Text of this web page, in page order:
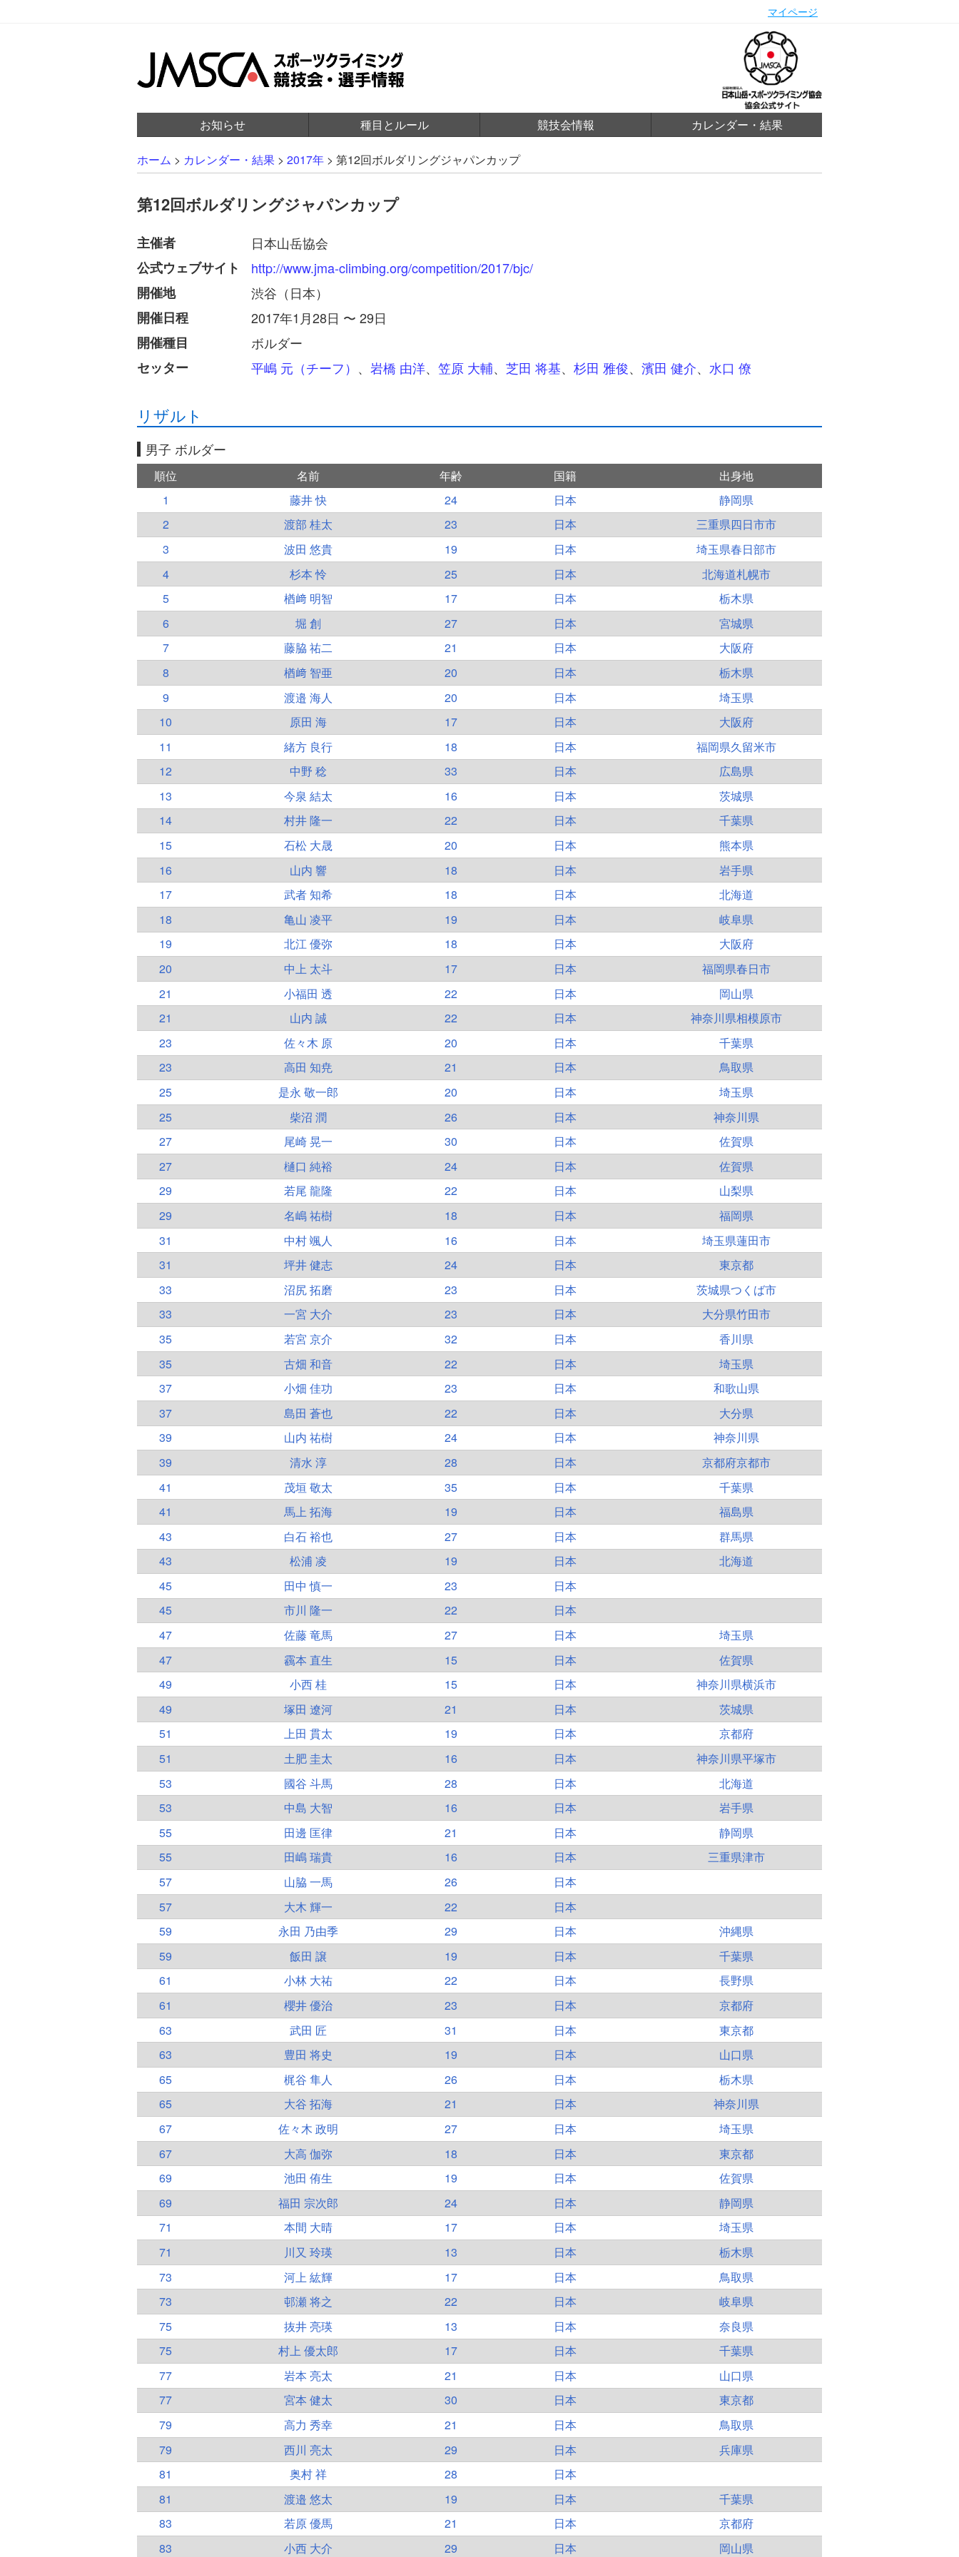
マイページ
お知らせ 種目とルール 競技会情報 カレンダー・結果
ホーム > カレンダー・結果 > 2017年 > 第12回ボルダリングジャパンカップ
第12回ボルダリングジャパンカップ
主催者
日本山岳協会
公式ウェブサイト
http://www.jma-climbing.org/competition/2017/bjc/
開催地
渋谷（日本）
開催日程
2017年1月28日 〜 29日
開催種目
ボルダー
セッター
平嶋 元（チーフ） 、 岩橋 由洋、 笠原 大輔、 芝田 将基、 杉田 雅俊、 濱田 健介、 水口 僚
リザルト
男子 ボルダー
順位 名前 年齢 国籍
出身地
1
藤井 快 24 日本
静岡県
2
渡部 桂太 23 日本
三重県四日市市
3
波田 悠貴 19 日本
埼玉県春日部市
4
杉本 怜 25 日本
北海道札幌市
5
楢﨑 明智 17 日本
栃木県
6
堀 創 27 日本
宮城県
7
藤脇 祐二 21 日本
大阪府
8
楢﨑 智亜 20 日本
栃木県
9
渡邉 海人 20 日本
埼玉県
10
原田 海 17 日本
大阪府
11
緒方 良行 18 日本
福岡県久留米市
12
中野 稔 33 日本
広島県
13
今泉 結太 16 日本
茨城県
14
村井 隆一 22 日本
千葉県
15
石松 大晟 20 日本
熊本県
16
山内 響 18 日本
岩手県
17
武者 知希 18 日本
北海道
18
亀山 凌平 19 日本
岐阜県
19
北江 優弥 18 日本
大阪府
20
中上 太斗 17 日本
福岡県春日市
21
小福田 透 22 日本
岡山県
21
山内 誠 22 日本
神奈川県相模原市
23
佐々木 原 20 日本
千葉県
23
高田 知尭 21 日本
鳥取県
25
是永 敬一郎 20 日本
埼玉県
25
柴沼 潤 26 日本
神奈川県
27
尾崎 晃一 30 日本
佐賀県
27
樋口 純裕 24 日本
佐賀県
29
若尾 龍隆 22 日本
山梨県
29
名嶋 祐樹 18 日本
福岡県
31
中村 颯人 16 日本
埼玉県蓮田市
31
坪井 健志 24 日本
東京都
33
沼尻 拓磨 23 日本
茨城県つくば市
33
一宮 大介 23 日本
大分県竹田市
35
若宮 京介 32 日本
香川県
35
古畑 和音 22 日本
埼玉県
37
小畑 佳功 23 日本
和歌山県
37
島田 蒼也 22 日本
大分県
39
山内 祐樹 24 日本
神奈川県
39
清水 淳 28 日本
京都府京都市
41
茂垣 敬太 35 日本
千葉県
41
馬上 拓海 19 日本
福島県
43
白石 裕也 27 日本
群馬県
43
松浦 凌 19 日本
北海道
45
田中 慎一 23
日本
45
市川 隆一 22
日本
47
佐藤 竜馬 27 日本
埼玉県
47
靏本 直生 15 日本
佐賀県
49
小西 桂 15 日本
神奈川県横浜市
49
塚田 遼河 21 日本
茨城県
51
上田 貫太 19 日本
京都府
51
土肥 圭太 16 日本
神奈川県平塚市
53
國谷 斗馬 28 日本
北海道
53
中島 大智 16 日本
岩手県
55
田邊 匡律 21 日本
静岡県
55
田嶋 瑞貴 16 日本
三重県津市
57
山脇 一馬 26
日本
57
大木 輝一 22
日本
59
永田 乃由季 29 日本
沖縄県
59
飯田 譲 19 日本
千葉県
61
小林 大祐 22 日本
長野県
61
櫻井 優治 23 日本
京都府
63
武田 匠 31 日本
東京都
63
豊田 将史 19 日本
山口県
65
梶谷 隼人 26 日本
栃木県
65
大谷 拓海 21 日本
神奈川県
67
佐々木 政明 27 日本
埼玉県
67
大高 伽弥 18 日本
東京都
69
池田 侑生 19 日本
佐賀県
69
福田 宗次郎 24 日本
静岡県
71
本間 大晴 17 日本
埼玉県
71
川又 玲瑛 13 日本
栃木県
73
河上 紘輝 17 日本
鳥取県
73
邨瀬 将之 22 日本
岐阜県
75
抜井 亮瑛 13 日本
奈良県
75
村上 優太郎 17 日本
千葉県
77
岩本 亮太 21 日本
山口県
77
宮本 健太 30 日本
東京都
79
高力 秀幸 21 日本
鳥取県
79
西川 亮太 29 日本
兵庫県
81
奥村 祥 28
日本
81
渡邉 悠太 19 日本
千葉県
83
若原 優馬 21 日本
京都府
83
小西 大介 29 日本 岡山県